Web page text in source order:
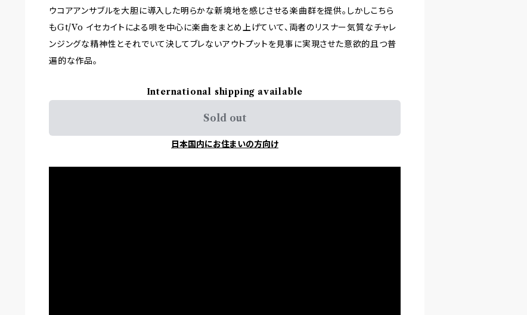
ウコアアンサブルを大胆に導入した明らかな新境地を感じさせる楽曲群を提供。しかしこちら
もGt/Vo イセカイトによる唄を中心に楽曲をまとめ上げていて、両者のリスナー気質なチャレ
ンジングな精神性とそれでいて決してブレないアウトプットを見事に実現させた意欲的且つ普
遍的な作品。
International shipping available
Sold out
日本国内にお住まいの方向け